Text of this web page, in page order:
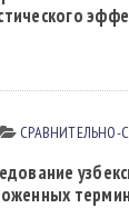
СРАВНИТЕЛЬНО-